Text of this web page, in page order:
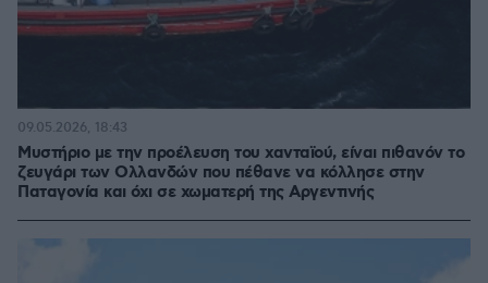
Μυστήριο με την προέλευση του χανταϊού, είναι πιθανόν το
ζευγάρι των Ολλανδών που πέθανε να κόλλησε στην
Παταγονία και όχι σε χωματερή της Αργεντινής
09.05.2026, 18:43